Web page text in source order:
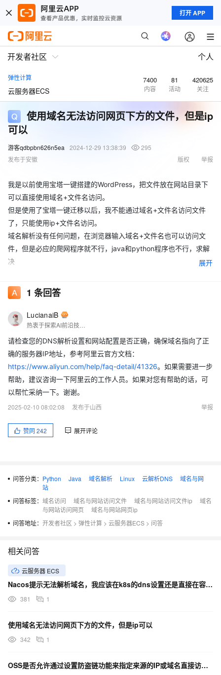
打开 APP
开发者社区 个人
弹性计算
云服务器ECS
7400
内容
81
活动
420625
关注
使用域名无法访问网页下方的文件，但是ip
可以
游客qdbpbn626n5ea 2024-12-29 13:38:39
295
发布于安徽
举报
版权
我是以前使用宝塔一键搭建的WordPress，把文件放在网站目录下
可以直接使用域名+文件名访问。
但是使用了宝塔一键迁移以后，我不能通过域名+文件名访问文件
了，只能使用ip+文件名访问。
域名解析没有任何问题，在浏览器输入域名+文件名也可以访问文
件，但是必应的爬网程序就不行，java和python程序也不行，求解
决
展开
1 条回答
LucianaiB
请检查您的DNS解析设置和网站配置是否正确，确保域名指向了正
确的服务器IP地址，参考阿里云官方文档：
https://www.aliyun.com/help/faq-detail/41326。如果需要进一步
帮助，建议咨询一下阿里云的工作人员。如果对您有帮助的话，可
以帮忙采纳一下。谢谢。
2025-02-10 08:02:08
发布于山西 举报
赞同 242 展开评论
问答分类： Python Java 域名解析 Linux 云解析DNS
域名与网
站
问答标签： 域名访问 域名与网站访问文件 域名与网站访问文件ip
域名
与网站访问网页
域名与网站网页ip
问答地址： 开发者社区 > 弹性计算 > 云服务器ECS > 问答
相关问答
云服务器 ECS
Nacos提示无法解析域名，我应该在k8s的dns设置还是直接在容器的hosts文件设置？
381 1
使用域名无法访问网页下方的文件，但是ip可以
342 1
OSS是否允许通过设置防盗链功能来指定来源的IP或域名直接访问私有Bucket的文件？